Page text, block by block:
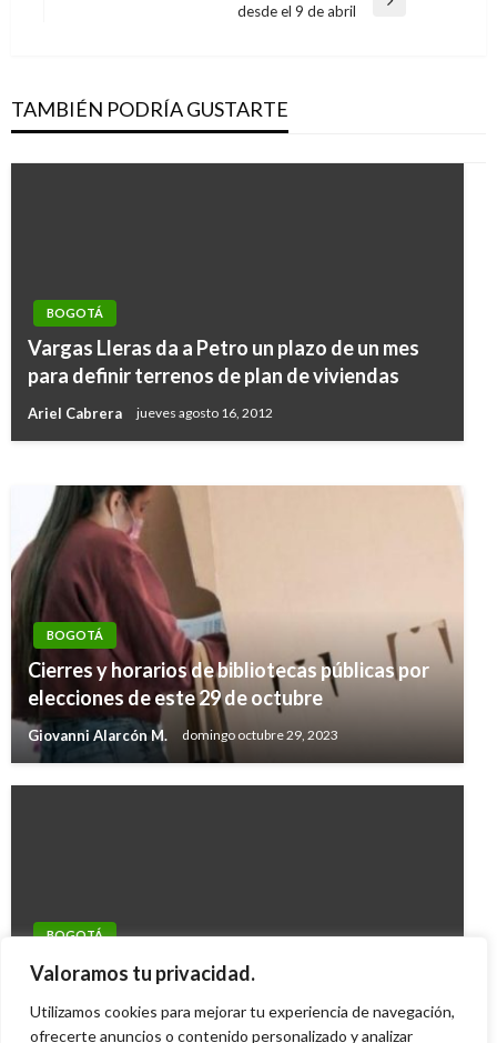
Valoramos tu privacidad.
Utilizamos cookies para mejorar tu experiencia de navegación,
ofrecerte anuncios o contenido personalizado y analizar
desde el 9 de abril
TAMBIÉN PODRÍA GUSTARTE
BOGOTÁ
Vargas Lleras da a Petro un plazo de un mes
para definir terrenos de plan de viviendas
Ariel Cabrera jueves agosto 16, 2012
Cerca de 260 peluquerías en Bogotá podrían
BOGOTÁ
Cierres y horarios de bibliotecas públicas por
elecciones de este 29 de octubre
Giovanni Alarcón M. domingo octubre 29, 2023
BOGOTÁ
Trancones y emposamientos por tarde
Iván Briceño martes noviembre 4, 2014